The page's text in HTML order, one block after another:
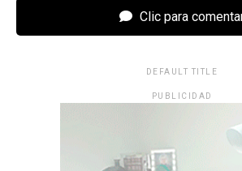
Clic para
DEFAULT TITLE
PUBLICIDAD